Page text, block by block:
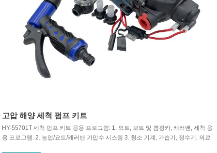
고압 해양 세척 펌프 키트
HY-55701T 세척 펌프 키트 응용 프로그램: 1. 요트, 보트 및 캠핑카, 캐러밴, 세척 응
용 프로그램. 2. 농업/요트/캐러밴 가압수 시스템 3. 청소 기계, 가습기, 정수기, 의료